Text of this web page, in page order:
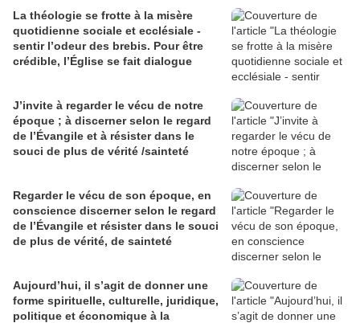
La théologie se frotte à la misère
quotidienne sociale et ecclésiale -
sentir l’odeur des brebis. Pour être
crédible, l’Église se fait dialogue
J’invite à regarder le vécu de notre
époque ; à discerner selon le regard
de l’Évangile et à résister dans le
souci de plus de vérité /sainteté
Regarder le vécu de son époque, en
conscience discerner selon le regard
de l’Évangile et résister dans le souci
de plus de vérité, de sainteté
Aujourd’hui, il s’agit de donner une
forme spirituelle, culturelle, juridique,
politique et économique à la